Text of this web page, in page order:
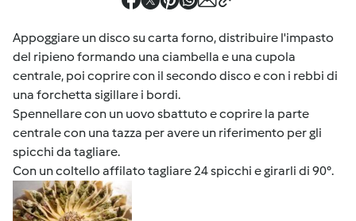
Appoggiare un disco su carta forno, distribuire l'impasto
del ripieno formando una ciambella e una cupola
centrale, poi coprire con il secondo disco e con i rebbi di
una forchetta sigillare i bordi.
Spennellare con un uovo sbattuto e coprire la parte
centrale con una tazza per avere un riferimento per gli
spicchi da tagliare.
Con un coltello affilato tagliare 24 spicchi e girarli di 90°.